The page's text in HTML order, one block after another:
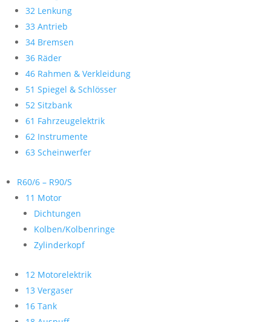
32 Lenkung
33 Antrieb
34 Bremsen
36 Räder
46 Rahmen & Verkleidung
51 Spiegel & Schlösser
52 Sitzbank
61 Fahrzeugelektrik
62 Instrumente
63 Scheinwerfer
R60/6 – R90/S
11 Motor
Dichtungen
Kolben/Kolbenringe
Zylinderkopf
12 Motorelektrik
13 Vergaser
16 Tank